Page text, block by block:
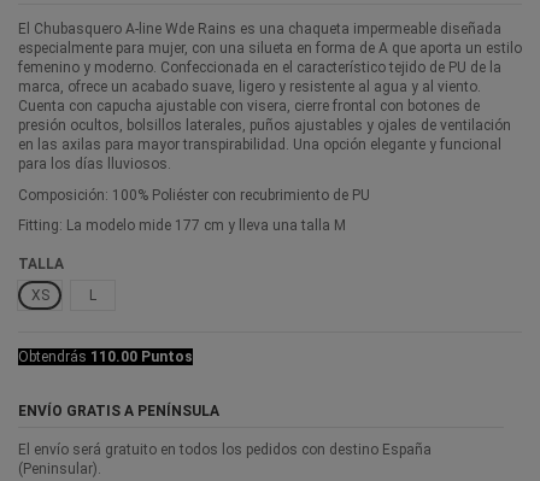
El Chubasquero A-line Wde Rains es una chaqueta impermeable diseñada
especialmente para mujer, con una silueta en forma de A que aporta un estilo
femenino y moderno. Confeccionada en el característico tejido de PU de la
marca, ofrece un acabado suave, ligero y resistente al agua y al viento.
Cuenta con capucha ajustable con visera, cierre frontal con botones de
presión ocultos, bolsillos laterales, puños ajustables y ojales de ventilación
en las axilas para mayor transpirabilidad. Una opción elegante y funcional
para los días lluviosos.
Composición: 100% Poliéster con recubrimiento de PU
Fitting: La modelo mide 177 cm y lleva una talla M
TALLA
XS
L
Obtendrás 110.00 Puntos
ENVÍO GRATIS A PENÍNSULA
El envío será gratuito en todos los pedidos con destino España
(Peninsular).